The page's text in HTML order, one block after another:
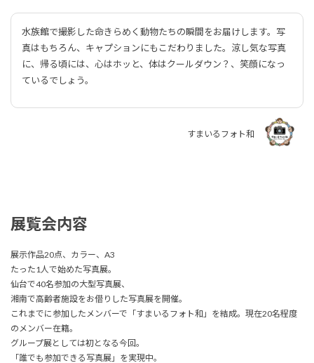
水族館で撮影した命きらめく動物たちの瞬間をお届けします。写
真はもちろん、キャプションにもこだわりました。涼し気な写真
に、帰る頃には、心はホッと、体はクールダウン？、笑顔になっ
ているでしょう。
すまいるフォト和
展覧会内容
展示作品20点、カラー、A3
たった1人で始めた写真展。
仙台で40名参加の大型写真展、
湘南で高齢者施設をお借りした写真展を開催。
これまでに参加したメンバーで「すまいるフォト和」を結成。現在20名程度
のメンバー在籍。
グループ展としては初となる今回。
「誰でも参加できる写真展」を実現中。